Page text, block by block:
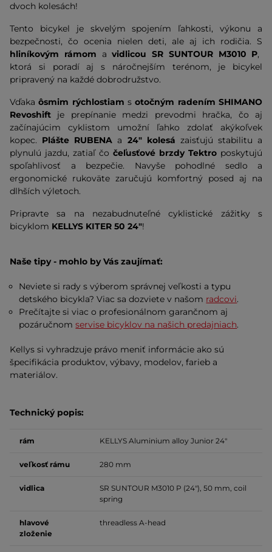
dvoch kolesách!
Tento bicykel je skvelým spojením ľahkosti, výkonu a
bezpečnosti, čo ocenia nielen deti, ale aj ich rodičia. S
hliníkovým rámom avidlicou SR SUNTOUR M3010 P,
ktorá si poradí aj s náročnejším terénom, je bicykel
pripravený na každé dobrodružstvo.
Vďakaôsmim rýchlostiam sotočným radením SHIMANO
Revoshift je prepínanie medzi prevodmi hračka, čo aj
začínajúcim cyklistom umožní ľahko zdolať akýkoľvek
kopec. Plášte RUBENA a 24" kolesá zaisťujú stabilitu a
plynulú jazdu, zatiaľ čo čeľusťové brzdy Tektro poskytujú
spoľahlivosť a bezpečie. Navyše pohodlné sedlo a
ergonomické rukoväte zaručujú komfortný posed aj na
dlhších výletoch.
Pripravte sa na nezabudnuteľné cyklistické zážitky s
bicyklom KELLYS KITER 50 24"!
Naše tipy - mohlo by Vás zaujímať:
Neviete si rady s výberom správnej veľkosti a typu
detského bicykla? Viac sa dozviete v našom radcovi.
Prečítajte si viac o profesionálnom garančnom aj
pozáručnomservise bicyklov na našich predajniach.
Kellys si vyhradzuje právo meniť informácie ako sú
špecifikácia produktov, výbavy, modelov, farieb a
materiálov.
Technický popis:
rám KELLYS Aluminium alloy Junior 24"
veľkosť rámu 280 mm
vidlica
SR SUNTOUR M3010 P (24"), 50 mm, coil
spring
hlavové
zloženie
threadless A-head